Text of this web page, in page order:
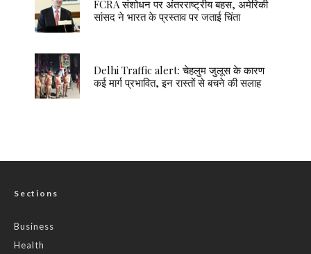
FCRA संशोधन पर अंतरराष्ट्रीय बहस, अमेरिकी
सांसद ने भारत के प्रस्ताव पर जताई चिंता
Delhi Traffic alert: चेहलुम जुलूस के कारण
कई मार्ग प्रभावित, इन रास्तों से बचने की सलाह
Sections
Business
Health